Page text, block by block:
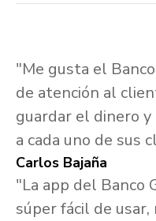
"Me gusta el
de atención al
guardar el dinero
a cada uno de sus
Carlos Bajaña
"La app del Banco
súper fácil de